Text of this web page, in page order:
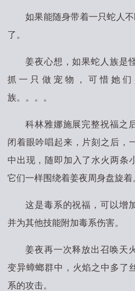
如果能随身带着一只蛇人
了。
姜夜心想，如果蛇人族是
抓一只做宠物，可惜她
族。。。。
科林雅娜施展完整祝福之
闭着眼吟唱起来，片刻之后，
中出现，随即加入了水火两条
它们一样围绕着姜夜周身盘旋着
这是毒系的祝福，可以增
并为其他技能附加毒系伤害。
姜夜再一次释放出召唤天
变异蟑螂群中，火焰之中多了
系的攻击。